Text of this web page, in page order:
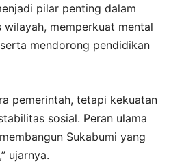
pilar penting dalam
memperkuat mental
mendorong pendidikan
pemerintah, tetapi kekuatan
sosial. Peran ulama
Sukabumi yang
ujarnya.